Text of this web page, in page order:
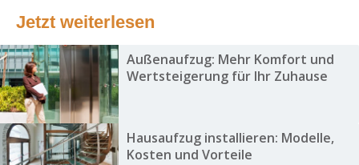
Jetzt weiterlesen
Außenaufzug: Mehr Komfort und
Wertsteigerung für Ihr Zuhause
Hausaufzug installieren: Modelle,
Kosten und Vorteile